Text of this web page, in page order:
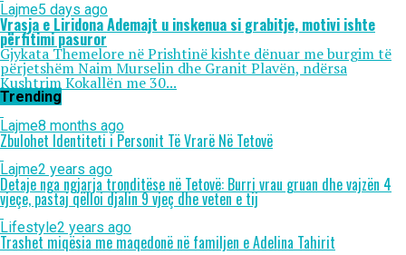
Lajme5 days ago
Vrasja e Liridona Ademajt u inskenua si grabitje, motivi ishte
përfitimi pasuror
Gjykata Themelore në Prishtinë kishte dënuar me burgim të
përjetshëm Naim Murselin dhe Granit Plavën, ndërsa
Kushtrim Kokallën me 30...
Trending
Lajme8 months ago
Zbulohet Identiteti i Personit Të Vrarë Në Tetovë
Lajme2 years ago
Detaje nga ngjarja tronditëse në Tetovë: Burri vrau gruan dhe vajzën 4
vjeçe, pastaj qëlloi djalin 9 vjeç dhe veten e tij
Lifestyle2 years ago
Trashet miqësia me maqedonë në familjen e Adelina Tahirit